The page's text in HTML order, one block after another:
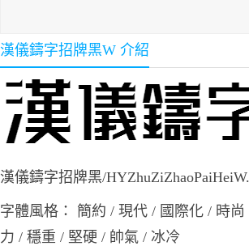
漢儀鑄字招牌黑W 介紹
漢儀鑄字招牌黑/
字體風格： 簡約 / 現代 / 國際化 / 時
力 / 穩重 / 堅硬 / 帥氣 / 冰冷